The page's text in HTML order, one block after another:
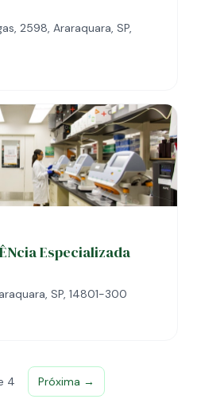
2598, Araraquara, SP,
Especializada
SP, 14801-300
4 Próxima →